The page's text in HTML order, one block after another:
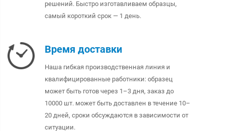
решений. Быстро изготавливаем образцы,
самый короткий срок — 1 день.
Время доставки
Наша гибкая производственная линия и
квалифицированные работники: образец
может быть готов через 1–3 дня, заказ до
10000 шт. может быть доставлен в течение 10–
20 дней, сроки обсуждаются в зависимости от
ситуации.